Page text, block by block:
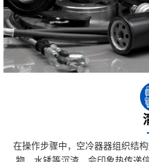
在操作步骤中，空冷器器组织结